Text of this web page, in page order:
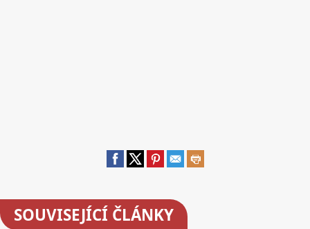
SOUVISEJÍCÍ ČLÁNKY